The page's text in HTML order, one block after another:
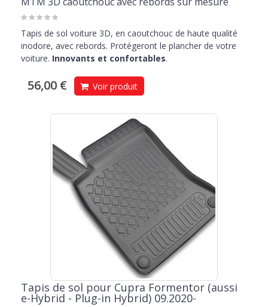
Tapis de sol voiture 3D, en caoutchouc de haute qualité
inodore, avec rebords. Protégeront le plancher de votre
voiture. Innovants et confortables.
56,00 € Voir produit
Tapis de sol pour Cupra Formentor (aussi
e-Hybrid - Plug-in Hybrid) 09.2020-